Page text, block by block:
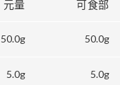
米飯用調味液
元量 可食部
50.0g 50.0g
5.0g 5.0g